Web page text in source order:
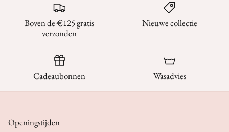
Boven de €125 gratis
verzonden
Nieuwe collectie
Cadeaubonnen Wasadvies
Openingstijden